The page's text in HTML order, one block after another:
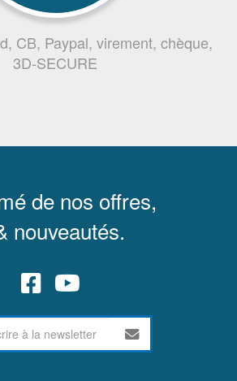
CB, Paypal, virement, chèque,
3D-SECURE
de nos offres,
nouveautés.